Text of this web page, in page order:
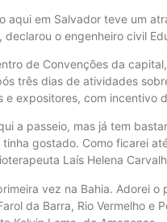
aqui em Salvador teve um
declarou o engenheiro civil
de Convenções da
três dias de atividades
e expositores, com incentivo
a passeio, mas já tem
tinha gostado. Como ficarei
Laís Helena
vez na Bahia. Adorei
da Barra, Rio Vermelho e